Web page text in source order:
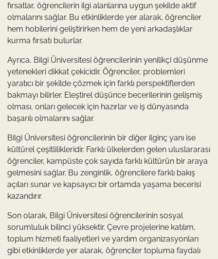
fırsatlar, öğrencilerin ilgi alanlarına uygun şekilde aktif
olmalarını sağlar. Bu etkinliklerde yer alarak, öğrenciler
hem hobilerini geliştirirken hem de yeni arkadaşlıklar
kurma fırsatı bulurlar.
Ayrıca, Bilgi Üniversitesi öğrencilerinin yenilikçi düşünme
yetenekleri dikkat çekicidir. Öğrenciler, problemleri
yaratıcı bir şekilde çözmek için farklı perspektiflerden
bakmayı bilirler. Eleştirel düşünce becerilerinin gelişmiş
olması, onları gelecek için hazırlar ve iş dünyasında
başarılı olmalarını sağlar.
Bilgi Üniversitesi öğrencilerinin bir diğer ilginç yanı ise
kültürel çeşitlilikleridir. Farklı ülkelerden gelen uluslararası
öğrenciler, kampüste çok sayıda farklı kültürün bir araya
gelmesini sağlar. Bu zenginlik, öğrencilere farklı bakış
açıları sunar ve kapsayıcı bir ortamda yaşama becerisi
kazandırır.
Son olarak, Bilgi Üniversitesi öğrencilerinin sosyal
sorumluluk bilinci yüksektir. Çevre projelerine katılım,
toplum hizmeti faaliyetleri ve yardım organizasyonları
gibi etkinliklerde yer alarak, öğrenciler topluma faydalı